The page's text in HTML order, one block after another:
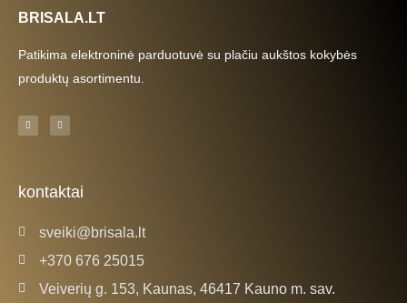
BRISALA.LT
Patikima elektroninė parduotuvė su plačiu aukštos kokybės
produktų asortimentu.
F
a
c
-
f
I
n
s
m
kontaktai
sveiki@brisala.lt
+370 676 25015
Veiverių g. 153, Kaunas, 46417 Kauno m. sav.